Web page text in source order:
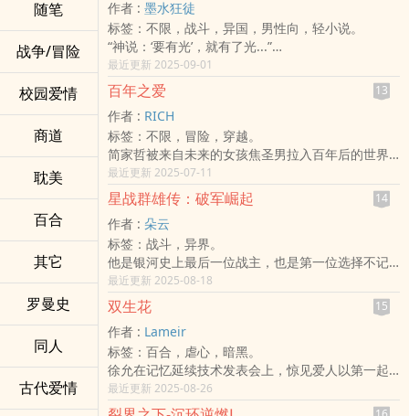
随笔
战争/冒险
校园爱情
商道
耽美
百合
其它
罗曼史
同人
古代爱情
度过难关成长，
但是这只是开始，这世界的万物真相究竟是什么，
关键的钥匙就在宇风的手上。
初始之源：
世界不只有一个，但人类总是故步自封互相仇视
着，而他被人当作异类亦被当作全知全能，
全世界因为他的存在而接轨了。
而不同的观念不同的人类不同的意志在来不及接受
的情况下，只有战争以及悲剧的发生。
史塔特因为他的关系诞生，在命运之下与他相会，
并陪伴他领导世界的接轨，
同时也目睹和参与许多战争，分分合合之后他们才
了解一切都错了。
为了纪念以及和平的延续启动了一个比赛计划，那
对他们来说是个故乡却又是个伤心地，
而那个比赛被称作为「重生游戏」。
意志之光：
宇风被封印四年之后，冥晶终于回来了，带着一位
能够改变世界的人回到乐园里。
而他是一个奇妙的人，这在失忆的乐园显得特别突
出，因为他几乎都是特异的想法。
同时他也拥有许多谜团，甚至曾打破大家所认为的
不相关的我们，却因为一起撑伞而开始了交集。
作者 : 墨水狂徒
标签：不限，战斗，异国，男性向，轻小说。
“神说：‘要有光’，就有了光...”
“神称光为昼，称暗为夜；神造天空，将水分成上
下；神聚水成海，露出陆地，并令地生草木菜蔬；
神造太阳、月亮、星辰，管理昼夜，分别明暗；神
造鱼类、海兽和鸟类，赐福它们繁衍；神造牲畜、
昆虫、野兽。按自己形象造人，赋予管理万物的权
柄；神歇息，赐福并圣化第七日...”出自于《圣经·旧
约》中《创世纪》的第一章。
合上圣经后，母亲对身旁的孩子说道：“儿子，神会
引领你。他将是你的救赎之主。”这又是一个拥有宗
教信仰的家庭。
活到《末日说》后的人类依然选择相信名为“耶和华”
的神明，认为“人”生来有罪，他们能通过散播福音来
得到救赎，心善者最终会通过窄门，到达天堂。虔
诚的母亲希望自己的孩子能平安长大，然后如她今
日所做的一样，在未来他也会打开圣经将故事讲述
给自己的孩子听，待百年归终时，一家人终会在天
堂相聚。
对于正常的幼童而言，聆听圣经的故事，像是睡前
故事时间，只是在听故事；可对于眼前的天才儿
童，圣经的故事听一遍便过目不忘，甚至可以倒背
最近更新 2025-09-01
百年之爱 13
作者 : RICH
标签：不限，冒险，穿越。
简家哲被来自未来的女孩焦圣男拉入百年后的世界,
卷入五个国家之间的战争中.
最近更新 2025-07-11
星战群雄传：破军崛起 14
作者 : 朵云
标签：战斗，异界。
他是银河史上最后一位战主，也是第一位选择不记
录自己的皇者。
银河陷于乱世，群雄并起，灾厄蔓延，旧帝国崩
解。
在这片烽火四起的星海中，一位青年将领——司马
炎，从无名小队中踏出，历经血战、背叛与选择，
终于整合军魂、再立帝京，以「破军」之势横扫星
图，结束百年纷争。
他从未为自己封帝号、不设神坛、不建铜像。
最近更新 2025-08-18
双生花 15
作者 : Lameir
标签：百合，虐心，暗黑。
徐允在记忆延续技术发表会上，惊见爱人以第一起
成功案例之姿登场。
偏偏，成为技术实施者的前提是──获得法定认证的
最近更新 2025-08-26